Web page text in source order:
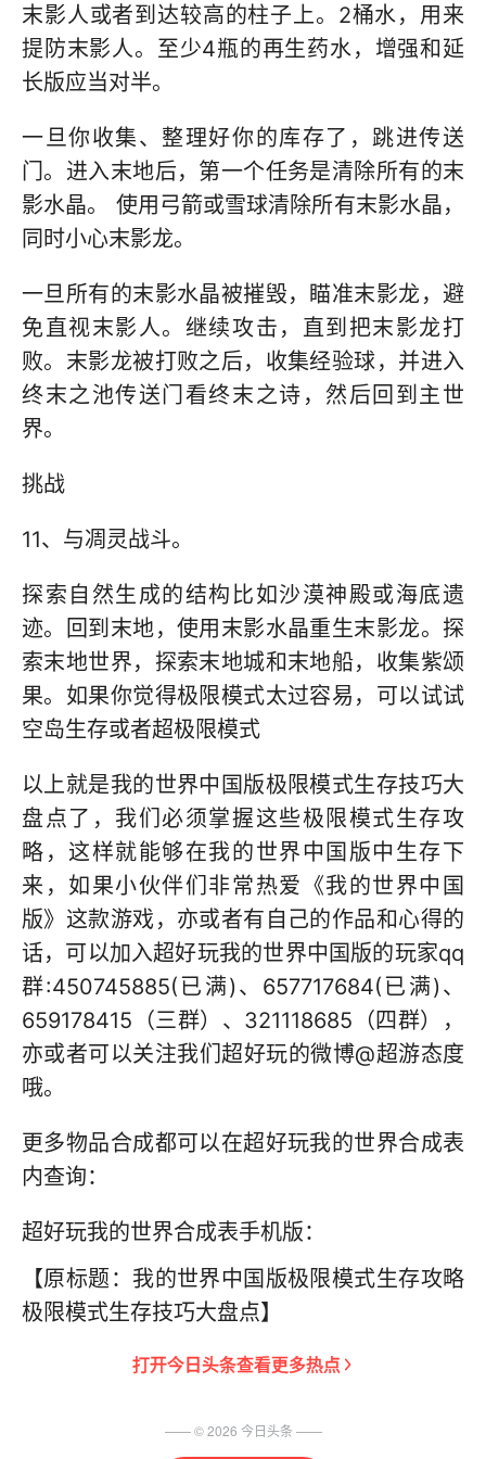
末影人或者到达较高的柱子上。2桶水，用来
提防末影人。至少4瓶的再生药水，增强和延
长版应当对半。
一旦你收集、整理好你的库存了，跳进传送
门。进入末地后，第一个任务是清除所有的末
影水晶。 使用弓箭或雪球清除所有末影水晶，
同时小心末影龙。
一旦所有的末影水晶被摧毁，瞄准末影龙，避
免直视末影人。继续攻击，直到把末影龙打
败。末影龙被打败之后，收集经验球，并进入
终末之池传送门看终末之诗，然后回到主世
界。
挑战
11、与凋灵战斗。
探索自然生成的结构比如沙漠神殿或海底遗
迹。回到末地，使用末影水晶重生末影龙。探
索末地世界，探索末地城和末地船，收集紫颂
果。如果你觉得极限模式太过容易，可以试试
空岛生存或者超极限模式
以上就是我的世界中国版极限模式生存技巧大
盘点了，我们必须掌握这些极限模式生存攻
略，这样就能够在我的世界中国版中生存下
来，如果小伙伴们非常热爱《我的世界中国
版》这款游戏，亦或者有自己的作品和心得的
话，可以加入超好玩我的世界中国版的玩家qq
群:450745885(已满)、657717684(已满)、
659178415（三群）、321118685（四群），
亦或者可以关注我们超好玩的微博@超游态度
哦。
更多物品合成都可以在超好玩我的世界合成表
内查询：
超好玩我的世界合成表手机版：
【原标题：我的世界中国版极限模式生存攻略
极限模式生存技巧大盘点】
打开今日头条查看更多热点
—— ©2026 今日头条 ——